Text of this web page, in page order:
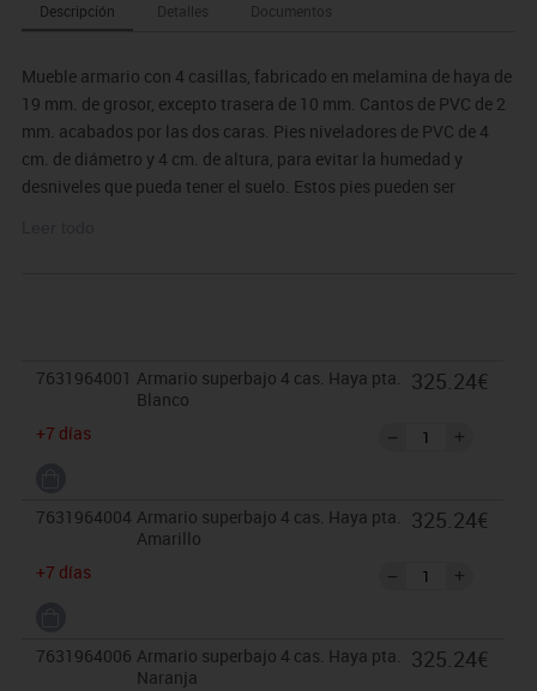
Descripción Detalles Documentos
Mueble armario con 4 casillas, fabricado en melamina de haya de
19 mm. de grosor, excepto trasera de 10 mm. Cantos de PVC de 2
mm. acabados por las dos caras. Pies niveladores de PVC de 4
cm. de diámetro y 4 cm. de altura, para evitar la humedad y
desniveles que pueda tener el suelo. Estos pies pueden ser
El mobiliario se pide por encargo y no es susceptible de
devolución. Para casos excepcionales consultar condiciones.
7631964001 Armario superbajo 4 cas. Haya pta.
Blanco
+7 días
325.24€
7631964004 Armario superbajo 4 cas. Haya pta.
Amarillo
+7 días
325.24€
7631964006 Armario superbajo 4 cas. Haya pta.
Naranja
325.24€